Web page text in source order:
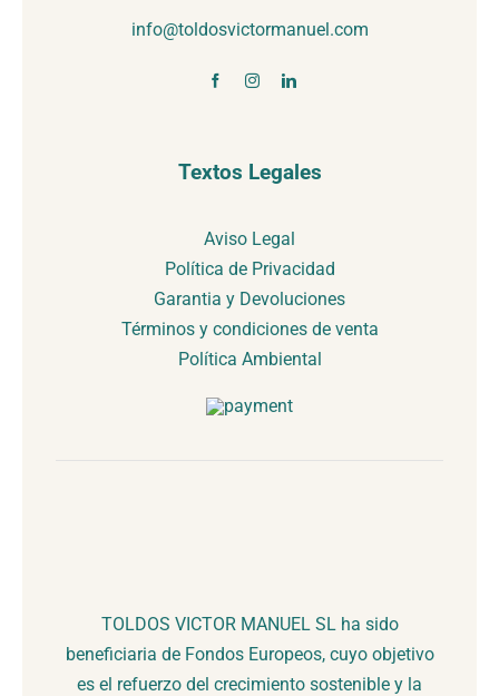
Textos Legales
Aviso Legal
Política de Privacidad
Garantia y Devoluciones
Términos y condiciones de venta
Política Ambiental
info@toldosvictormanuel.com
TOLDOS VICTOR MANUEL SL ha sido
beneficiaria de Fondos Europeos, cuyo objetivo
es el refuerzo del crecimiento sostenible y la